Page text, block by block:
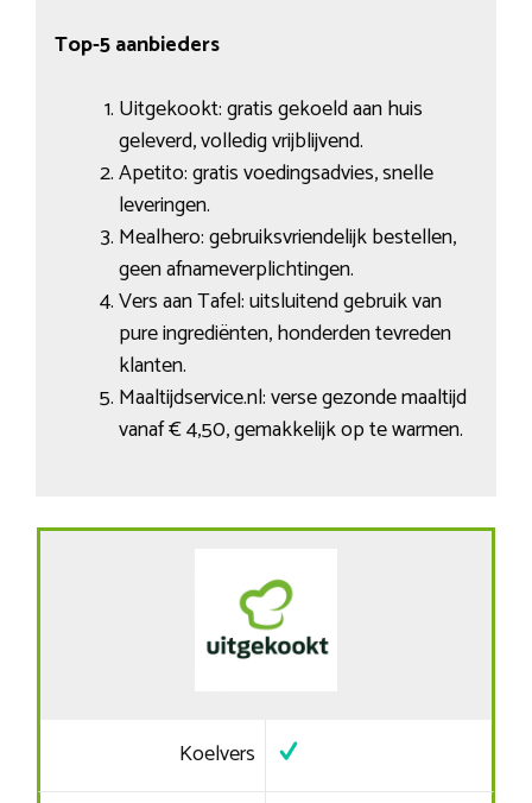
Top-5 aanbieders
Uitgekookt: gratis gekoeld aan huis
geleverd, volledig vrijblijvend.
Apetito: gratis voedingsadvies, snelle
leveringen.
Mealhero: gebruiksvriendelijk bestellen,
geen afnameverplichtingen.
Vers aan Tafel: uitsluitend gebruik van
pure ingrediënten, honderden tevreden
klanten.
Maaltijdservice.nl: verse gezonde maaltijd
vanaf € 4,50, gemakkelijk op te warmen.
Koelvers